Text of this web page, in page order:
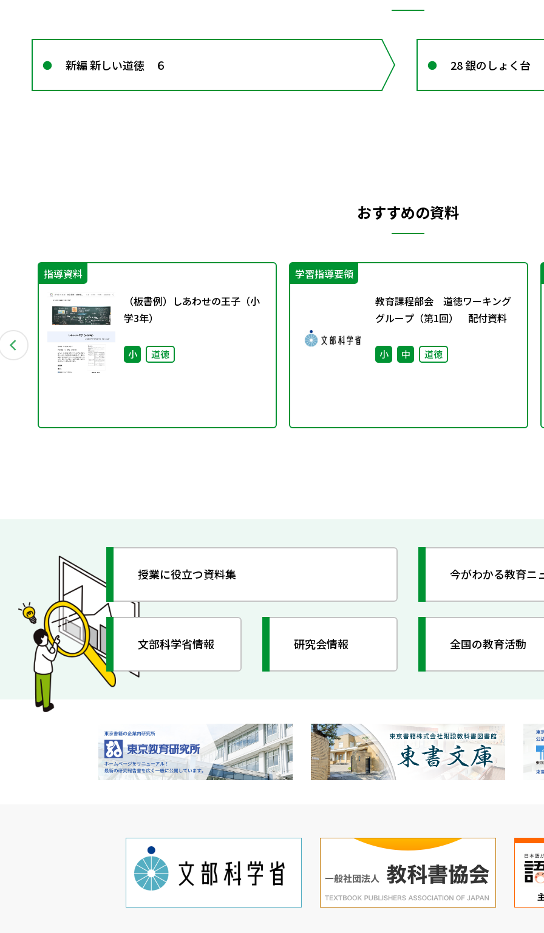
新編 新しい道徳 ６ 28 銀のしょく台
おすすめの資料
指導資料
（板書例）しあわせの王子（小
学3年）
小 道徳
学習指導要領
教育課程部会 道徳ワーキング
グループ（第1回） 配付資料
小 中 道徳
授業に役立つ資料集 今がわかる教育ニ
文部科学省情報 研究会情報 全国の教育活動